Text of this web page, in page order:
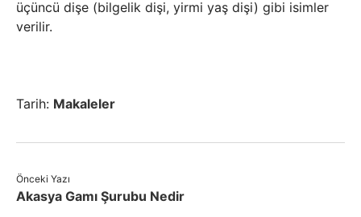
üçüncü dişe (bilgelik dişi, yirmi yaş dişi) gibi isimler
verilir.
Tarih: Makaleler
Önceki Yazı
Akasya Gamı Şurubu Nedir